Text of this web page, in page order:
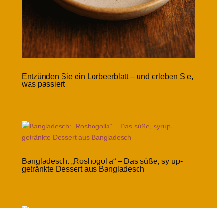
Entzünden Sie ein Lorbeerblatt – und erleben Sie,
was passiert
Bangladesch: „Roshogolla“ – Das süße, syrup-
getränkte Dessert aus Bangladesch